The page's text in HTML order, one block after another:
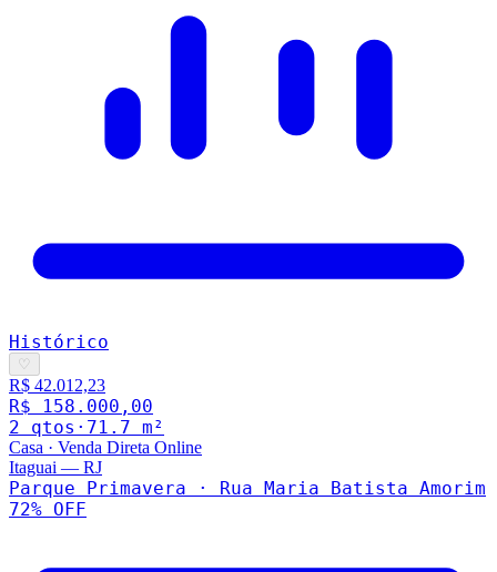
Histórico
♡
R$ 42.012,23
R$ 158.000,00
2 qtos · 71.7 m²
Casa · Venda Direta Online
Itaguai — RJ
Parque Primavera · Rua Maria Batista Amorim
72% OFF